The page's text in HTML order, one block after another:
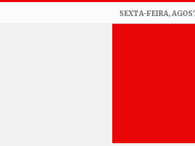
SEXTA-FEIRA,